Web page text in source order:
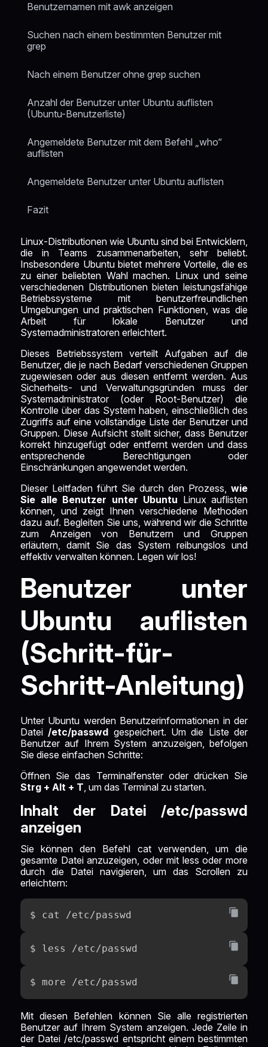
Benutzernamen mit awk anzeigen
Suchen nach einem bestimmten Benutzer mit
grep
Nach einem Benutzer ohne grep suchen
Anzahl der Benutzer unter Ubuntu auflisten
(Ubuntu-Benutzerliste)
Angemeldete Benutzer mit dem Befehl „who“
auflisten
Angemeldete Benutzer unter Ubuntu auflisten
Fazit
Linux-Distributionen wie Ubuntu sind bei Entwicklern,
die in Teams zusammenarbeiten, sehr beliebt.
Insbesondere Ubuntu bietet mehrere Vorteile, die es
zu einer beliebten Wahl machen. Linux und seine
verschiedenen Distributionen bieten leistungsfähige
Betriebssysteme mit benutzerfreundlichen
Umgebungen und praktischen Funktionen, was die
Arbeit für lokale Benutzer und
Systemadministratoren erleichtert.
Dieses Betriebssystem verteilt Aufgaben auf die
Benutzer, die je nach Bedarf verschiedenen Gruppen
zugewiesen oder aus diesen entfernt werden. Aus
Sicherheits- und Verwaltungsgründen muss der
Systemadministrator (oder Root-Benutzer) die
Kontrolle über das System haben, einschließlich des
Zugriffs auf eine vollständige Liste der Benutzer und
Gruppen. Diese Aufsicht stellt sicher, dass Benutzer
korrekt hinzugefügt oder entfernt werden und dass
entsprechende Berechtigungen oder
Einschränkungen angewendet werden.
Dieser Leitfaden führt Sie durch den Prozess, wie
Sie alle Benutzer unter Ubuntu Linux auflisten
können, und zeigt Ihnen verschiedene Methoden
dazu auf. Begleiten Sie uns, während wir die Schritte
zum Anzeigen von Benutzern und Gruppen
erläutern, damit Sie das System reibungslos und
effektiv verwalten können. Legen wir los!
Benutzer unter
Ubuntu auflisten
(Schritt-für-
Schritt-Anleitung)
Unter Ubuntu werden Benutzerinformationen in der
Datei /etc/passwd gespeichert. Um die Liste der
Benutzer auf Ihrem System anzuzeigen, befolgen
Sie diese einfachen Schritte:
Öffnen Sie das Terminalfenster oder drücken Sie
Strg + Alt + T , um das Terminal zu starten.
Inhalt der Datei /etc/passwd
anzeigen
Sie können den Befehl cat verwenden, um die
gesamte Datei anzuzeigen, oder mit less oder more
durch die Datei navigieren, um das Scrollen zu
erleichtern:
$ cat /etc/passwd
$ less /etc/passwd
$ more /etc/passwd
Mit diesen Befehlen können Sie alle registrierten
Benutzer auf Ihrem System anzeigen. Jede Zeile in
der Datei /etc/passwd entspricht einem bestimmten